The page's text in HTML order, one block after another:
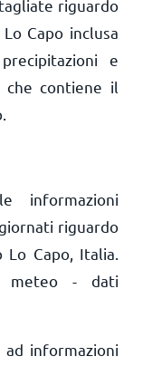
riguardo
Capo inclusa
e
contiene il
informazioni
riguardo
Capo, Italia.
meteo - dati
ad informazioni